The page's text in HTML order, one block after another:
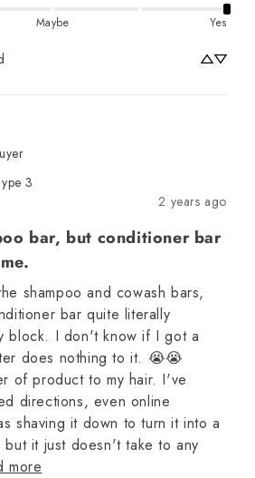
Maybe Yes
3
2 years ago
bar, but conditioner bar
shampoo and cowash bars,
bar quite literally
block. I don't know if I got a
does nothing to it. 😭😭
of product to my hair. I've
directions, even online
shaving it down to turn it into a
it just doesn't take to any
more